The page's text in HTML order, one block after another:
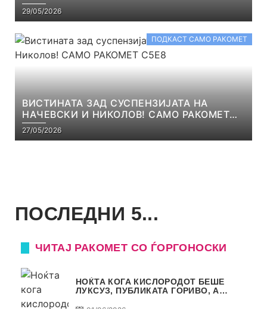
29/05/2026
ПОДКАСТ САМО РАКОМЕТ
ВИСТИНАТА ЗАД СУСПЕНЗИЈАТА НА
НАЧЕВСКИ И НИКОЛОВ! САМО РАКОМЕТ
С5Е8
27/05/2026
ПОСЛЕДНИ 5...
ЧИТАЈ РАКОМЕТ СО ЃОРГОНОСКИ
НОЌТА КОГА КИСЛОРОДОТ БЕШЕ
ЛУКСУЗ, ПУБЛИКАТА ГОРИВО, А